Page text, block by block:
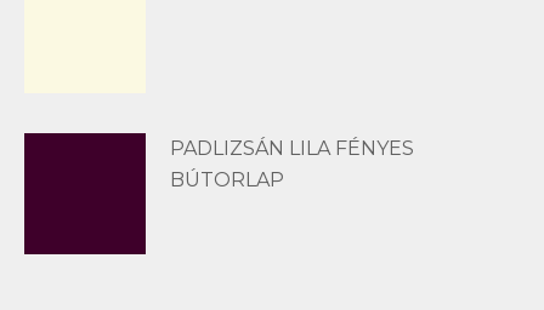
PADLIZSÁN LILA FÉNYES
BÚTORLAP